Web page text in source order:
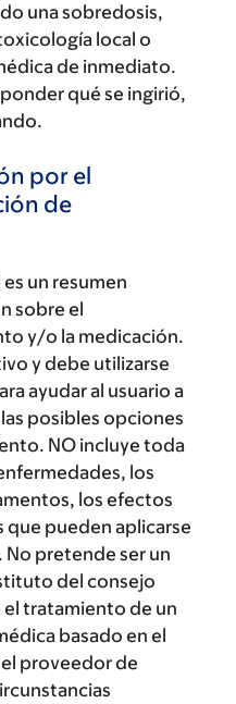
una sobredosis,
local o
de inmediato.
qué se ingirió,
por el
de
un resumen
sobre el
y/o la medicación.
y debe utilizarse
ayudar al usuario a
posibles opciones
NO incluye toda
los
los efectos
que pueden aplicarse
pretende ser un
del consejo
tratamiento de un
basado en el
proveedor de